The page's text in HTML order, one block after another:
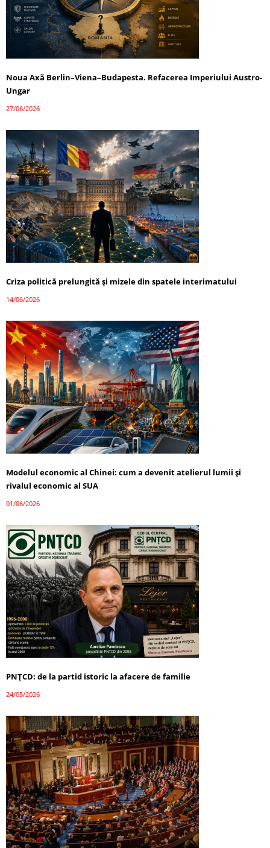
Noua Axă Berlin–Viena–Budapesta. Refacerea Imperiului Austro-
Ungar
27/06/2026
Criza politică prelungită și mizele din spatele interimatului
14/06/2026
Modelul economic al Chinei: cum a devenit atelierul lumii și
rivalul economic al SUA
01/06/2026
PNȚCD: de la partid istoric la afacere de familie
24/05/2026